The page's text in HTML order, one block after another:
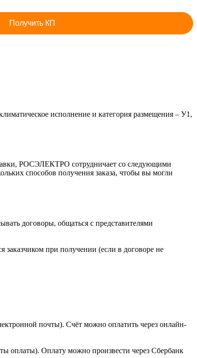
Получить КП
исполнение и категория размещения – У1,
РОСЭЛЕКТРО сотрудничает со следующими
способов получения заказа, чтобы вы могли
договоры, общаться с представителями
заказчиком при получении (если в договоре не
почты). Счёт можно оплатить через онлайн-
оплаты). Оплату можно произвести через Сбербанк